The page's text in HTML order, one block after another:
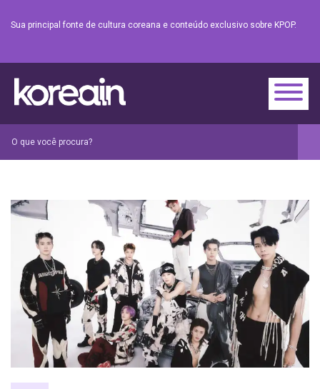
Sua principal fonte de cultura coreana e conteúdo exclusivo sobre KPOP.